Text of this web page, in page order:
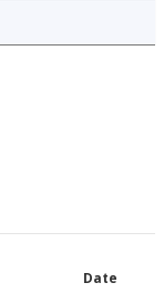
Date